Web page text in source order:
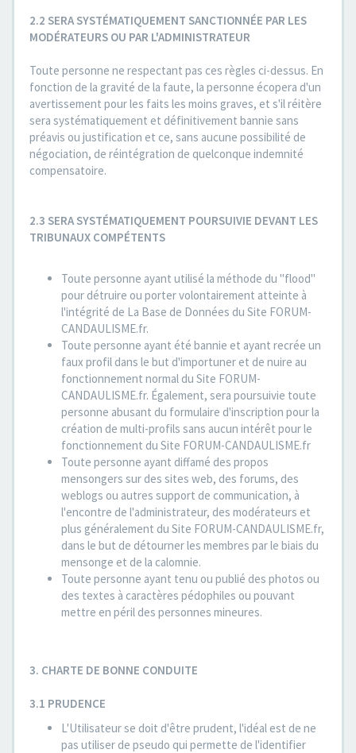
2.2 SERA SYSTÉMATIQUEMENT SANCTIONNÉE PAR LES
MODÉRATEURS OU PAR L'ADMINISTRATEUR
Toute personne ne respectant pas ces règles ci-dessus. En
fonction de la gravité de la faute, la personne écopera d'un
avertissement pour les faits les moins graves, et s'il réitère
sera systématiquement et définitivement bannie sans
préavis ou justification et ce, sans aucune possibilité de
négociation, de réintégration de quelconque indemnité
compensatoire.
2.3 SERA SYSTÉMATIQUEMENT POURSUIVIE DEVANT LES
TRIBUNAUX COMPÉTENTS
Toute personne ayant utilisé la méthode du "flood"
pour détruire ou porter volontairement atteinte à
l'intégrité de La Base de Données du Site FORUM-
CANDAULISME.fr.
Toute personne ayant été bannie et ayant recrée un
faux profil dans le but d'importuner et de nuire au
fonctionnement normal du Site FORUM-
CANDAULISME.fr. Également, sera poursuivie toute
personne abusant du formulaire d'inscription pour la
création de multi-profils sans aucun intérêt pour le
fonctionnement du Site FORUM-CANDAULISME.fr
Toute personne ayant diffamé des propos
mensongers sur des sites web, des forums, des
weblogs ou autres support de communication, à
l'encontre de l'administrateur, des modérateurs et
plus généralement du Site FORUM-CANDAULISME.fr,
dans le but de détourner les membres par le biais du
mensonge et de la calomnie.
Toute personne ayant tenu ou publié des photos ou
des textes à caractères pédophiles ou pouvant
mettre en péril des personnes mineures.
3. CHARTE DE BONNE CONDUITE
3.1 PRUDENCE
L'Utilisateur se doit d'être prudent, l'idéal est de ne
pas utiliser de pseudo qui permette de l'identifier